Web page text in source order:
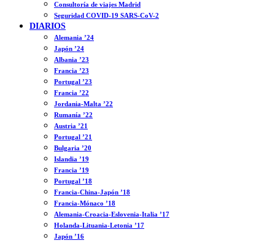
Consultoría de viajes Madrid
Seguridad COVID-19 SARS-CoV-2
DIARIOS
Alemania ’24
Japón ’24
Albania ’23
Francia ’23
Portugal ’23
Francia ’22
Jordania-Malta ’22
Rumanía ’22
Austria ’21
Portugal ’21
Bulgaria ’20
Islandia ’19
Francia ’19
Portugal ’18
Francia-China-Japón ’18
Francia-Mónaco ’18
Alemania-Croacia-Eslovenia-Italia ’17
Holanda-Lituania-Letonia ’17
Japón ’16